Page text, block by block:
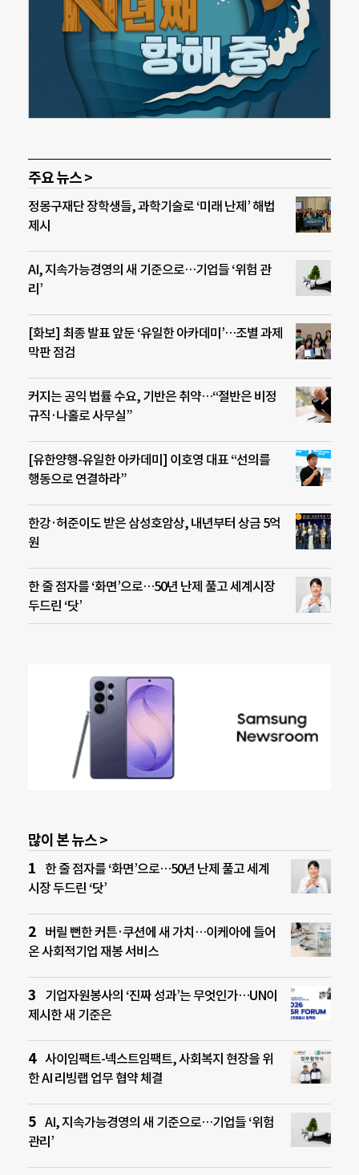
주요 뉴스 >
정몽구재단 장학생들, 과학기술로 ‘미래 난제’ 해법
제시
AI, 지속가능경영의 새 기준으로…기업들 ‘위험 관
리’
[화보] 최종 발표 앞둔 ‘유일한 아카데미’…조별 과제
막판 점검
커지는 공익 법률 수요, 기반은 취약…“절반은 비정
규직·나홀로 사무실”
[유한양행-유일한 아카데미] 이호영 대표 “선의를
행동으로 연결하라”
한강·허준이도 받은 삼성호암상, 내년부터 상금 5억
원
한 줄 점자를 ‘화면’으로…50년 난제 풀고 세계시장
두드린 ‘닷’
많이 본 뉴스 >
한 줄 점자를 ‘화면’으로…50년 난제 풀고 세계
시장 두드린 ‘닷’
버릴 뻔한 커튼·쿠션에 새 가치…이케아에 들어
온 사회적기업 재봉 서비스
기업자원봉사의 ‘진짜 성과’는 무엇인가…UN이
제시한 새 기준은
사이임팩트-넥스트임팩트, 사회복지 현장을 위
한 AI 리빙랩 업무 협약 체결
AI, 지속가능경영의 새 기준으로…기업들 ‘위험
관리’